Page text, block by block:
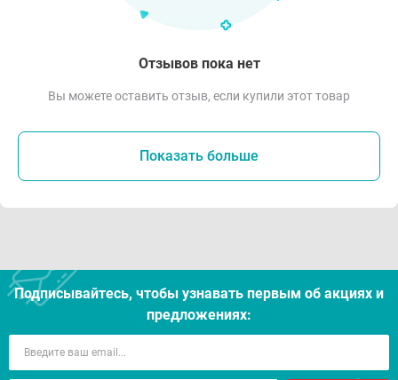
Отзывов пока нет
Вы можете оставить отзыв, если купили этот товар
Показать больше
Подписывайтесь, чтобы узнавать первым об акцияx и
предложениях: